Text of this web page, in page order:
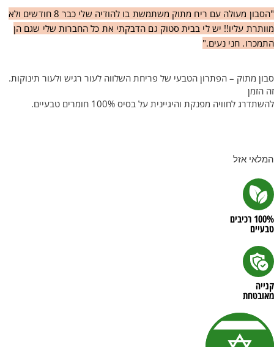
"הסבון מעולה עם ריח מתוק משתמשת בו להודיה שלי כבר 8 חודשים ולא
מוותרת עליו!! יש לי בבית סטוק גם הדבקתי את כל החברות שלי שגם הן
התמכרו. חני נעים."
סבון מתוק – הפתרון הטבעי של פריחת השלווה לעור רגיש ולעור תינוקות.
זה הזמן
להשתדרג לחוויה מפנקת והיגיינית על בסיס 100% חומרים טבעיים.
המלאי אזל
100% רכיבים
טבעיים
קנייה
מאובטחת